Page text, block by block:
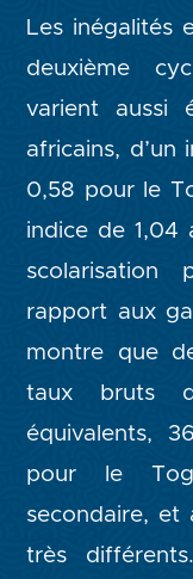
Les inégalités
deuxième
varient aussi
africains, d’un
0,58 pour le
indice de 1,04
rapport aux
montre que
taux bruts
équivalents,
pour le
secondaire, et
très